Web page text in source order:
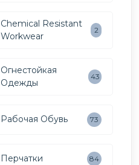
Chemical Resistant
Workwear
2
Огнестойкая
Одежды
43
Рабочая Обувь 73
Перчатки 84